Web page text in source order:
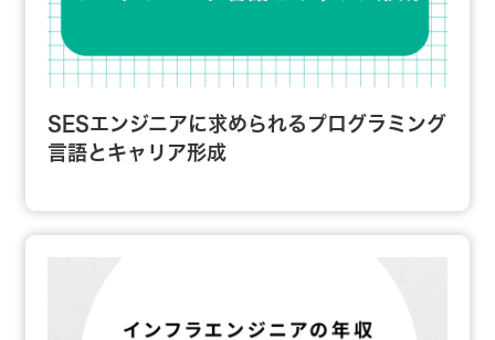
SESエンジニアに求められるプログラミング
言語とキャリア形成